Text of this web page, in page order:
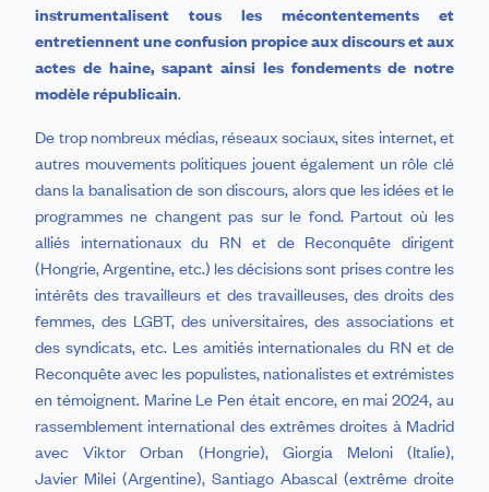
instrumentalisent tous les mécontentements et
entretiennent une confusion propice aux discours et aux
actes de haine, sapant ainsi les fondements de notre
modèle républicain.
De trop nombreux médias, réseaux sociaux, sites internet, et
autres mouvements politiques jouent également un rôle clé
dans la banalisation de son discours, alors que les idées et le
programmes ne changent pas sur le fond. Partout où les
alliés internationaux du RN et de Reconquête dirigent
(Hongrie, Argentine, etc.) les décisions sont prises contre les
intérêts des travailleurs et des travailleuses, des droits des
femmes, des LGBT, des universitaires, des associations et
des syndicats, etc. Les amitiés internationales du RN et de
Reconquête avec les populistes, nationalistes et extrémistes
en témoignent. Marine Le Pen était encore, en mai 2024, au
rassemblement international des extrêmes droites à Madrid
avec Viktor Orban (Hongrie), Giorgia Meloni (Italie),
Javier Milei (Argentine), Santiago Abascal (extrême droite